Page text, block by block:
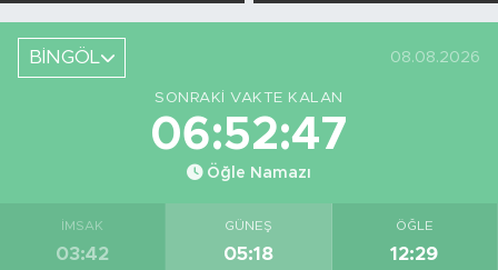
Yeri Görüntüledi
Azaldı
BİNGÖL
08.08.2026
SONRAKI VAKTE KALAN
06:52:47
Öğle Namazı
İMSAK
03:42
GÜNEŞ
05:18
ÖĞLE
12:29